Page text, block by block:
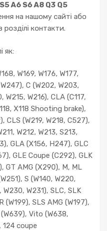
A6 S6 A8 Q3 Q5
на нашому сайті або
контакти.
як:
W169, W176, W177,
C (W202, W203,
W215, W216), CLA (C117,
X118 Shooting brake),
CLS (W219, W218, C527),
W212, W213, S213,
GLA (X156, H247), GLC
GLE Coupe (C292), GLK
GT AMG (X290), M, ML
S (W140, W220,
W230, W231), SLC, SLK
(W199), SLS AMG (W197),
Vito (W638,
124 coupe